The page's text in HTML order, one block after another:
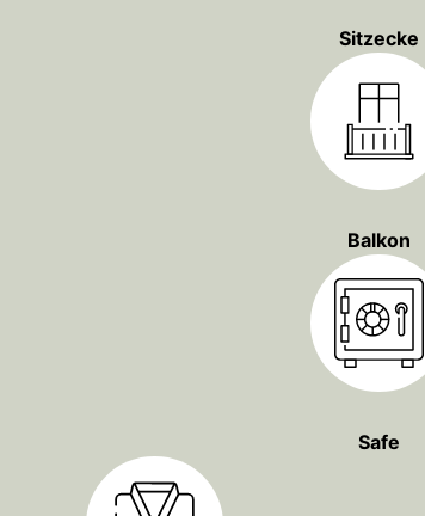
Sitzecke
Balkon
Safe